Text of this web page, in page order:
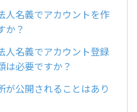
人名義でアカウントを作
か？
人名義でアカウント登録
は必要ですか？
が公開されることはあり